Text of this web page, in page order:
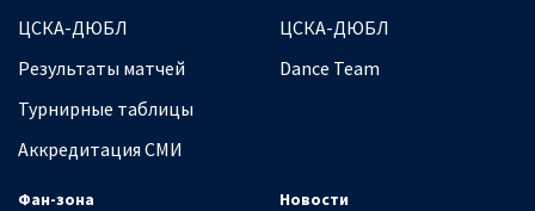
ЦСКА-ДЮБЛ
Результаты матчей
Турнирные таблицы
Аккредитация СМИ
ЦСКА-ДЮБЛ
Dance Team
Фан-зона Новости